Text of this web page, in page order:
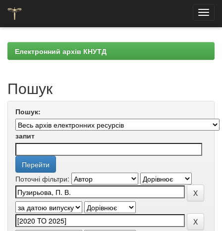
navigationЕлектронний архів КНУТД
Пошук
Пошук:
запит
Поточні фільтри: